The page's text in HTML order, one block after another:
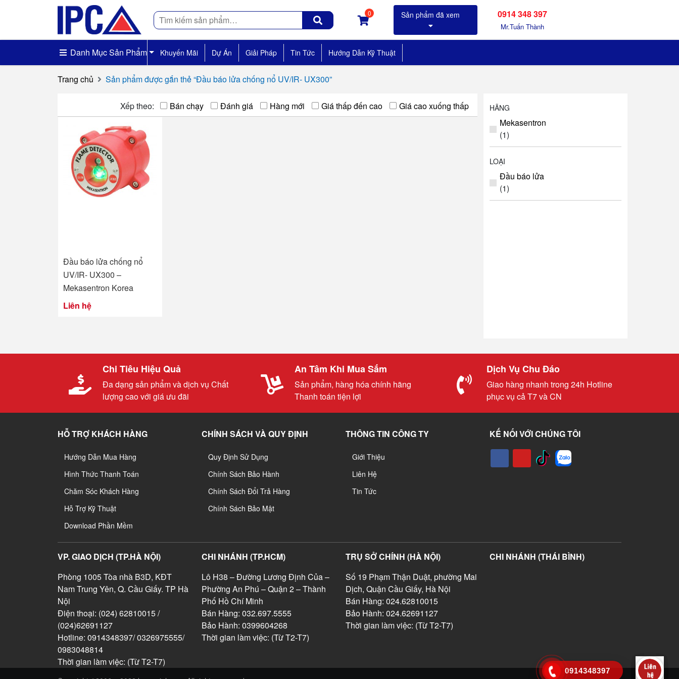
Tìm
kiếm
0 0914 348 397
Mr.Tuấn Thành
Danh Mục Sản Phẩm Khuyến Mãi Dự Án Giải Pháp Tin Tức Hướng Dẫn Kỹ Thuật
Trang chủ Sản phẩm được gắn thẻ “Đầu báo lửa chống nổ UV/IR- UX300”
Xếp theo: Bán chạy Đánh giá Hàng mới Giá thấp đến cao Giá cao xuống thấp
Đầu báo lửa chống nổ
UV/IR- UX300 –
Mekasentron Korea
Liên hệ
HÃNG
Mekasentron
(1)
LOẠI
Đầu báo lửa
(1)
Chi Tiêu Hiệu Quả
Đa dạng sản phẩm và dịch vụ Chất
lượng cao với giá ưu đãi
An Tâm Khi Mua Sắm
Sản phẩm, hàng hóa chính hãng
Thanh toán tiện lợi
Dịch Vụ Chu Đáo
Giao hàng nhanh trong 24h Hotline
phục vụ cả T7 và CN
HỖ TRỢ KHÁCH HÀNG
Hướng Dẫn Mua Hàng
Hình Thức Thanh Toán
Chăm Sóc Khách Hàng
Hỗ Trợ Kỹ Thuật
Download Phần Mềm
CHÍNH SÁCH VÀ QUY ĐỊNH
Quy Định Sử Dụng
Chính Sách Bảo Hành
Chính Sách Đổi Trả Hàng
Chính Sách Bảo Mật
THÔNG TIN CÔNG TY
Giới Thiệu
Liên Hệ
Tin Tức
KẾ NỐI VỚI CHÚNG TÔI
VP. GIAO DỊCH (TP.HÀ NỘI)
Phòng 1005 Tòa nhà B3D, KĐT
Nam Trung Yên, Q. Cầu Giấy. TP Hà
Nội
Điện thoại: (024) 62810015 /
(024)62691127
Hotline: 0914348397/ 0326975555/
0983048814
Thời gian làm việc: (Từ T2-T7)
CHI NHÁNH (TP.HCM)
Lô H38 – Đường Lương Định Của –
Phường An Phú – Quận 2 – Thành
Phố Hồ Chí Minh
Bán Hàng: 032.697.5555
Bảo Hành: 0399604268
Thời gian làm việc: (Từ T2-T7)
TRỤ SỞ CHÍNH (HÀ NỘI)
Số 19 Phạm Thận Duật, phường Mai
Dịch, Quận Cầu Giấy, Hà Nội
Bán Hàng: 024.62810015
Bảo Hành: 024.62691127
Thời gian làm việc: (Từ T2-T7)
CHI NHÁNH (THÁI BÌNH)
0914348397